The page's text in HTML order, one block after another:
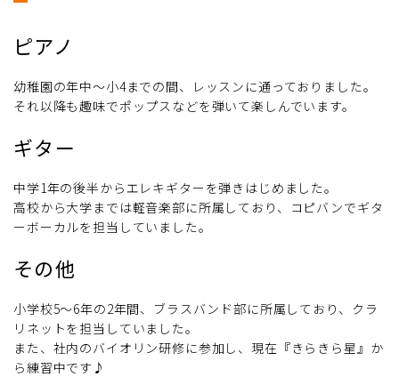
ピアノ
幼稚園の年中～小4までの間、レッスンに通っておりました。
それ以降も趣味でポップスなどを弾いて楽しんでいます。
ギター
中学1年の後半からエレキギターを弾きはじめました。
高校から大学までは軽音楽部に所属しており、コピバンでギタ
ーボーカルを担当していました。
その他
小学校5～6年の2年間、ブラスバンド部に所属しており、クラ
リネットを担当していました。
また、社内のバイオリン研修に参加し、現在『きらきら星』か
ら練習中です♪